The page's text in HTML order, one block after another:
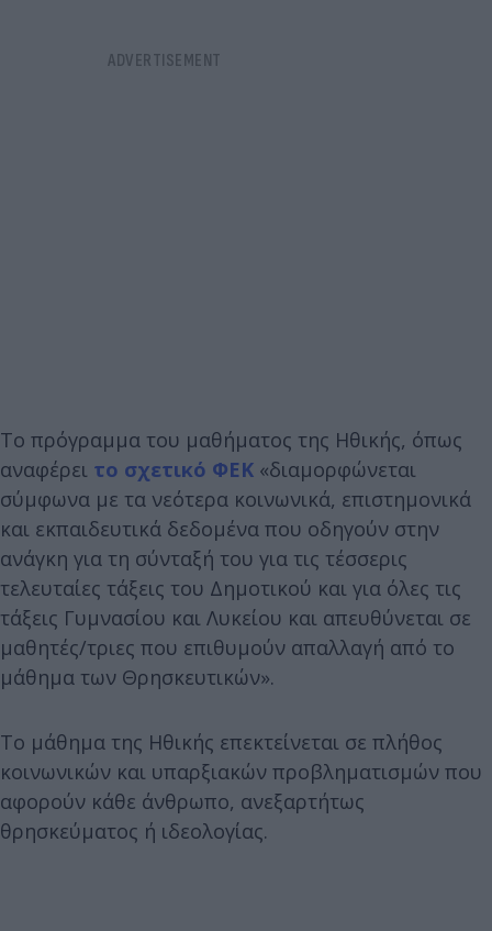
Το πρόγραμμα του μαθήματος της Ηθικής, όπως
αναφέρει το σχετικό ΦΕΚ «διαμορφώνεται
σύμφωνα με τα νεότερα κοινωνικά, επιστημονικά
και εκπαιδευτικά δεδομένα που οδηγούν στην
ανάγκη για τη σύνταξή του για τις τέσσερις
τελευταίες τάξεις του Δημοτικού και για όλες τις
τάξεις Γυμνασίου και Λυκείου και απευθύνεται σε
μαθητές/τριες που επιθυμούν απαλλαγή από το
μάθημα των Θρησκευτικών».
Το μάθημα της Ηθικής επεκτείνεται σε πλήθος
κοινωνικών και υπαρξιακών προβληματισμών που
αφορούν κάθε άνθρωπο, ανεξαρτήτως
θρησκεύματος ή ιδεολογίας.